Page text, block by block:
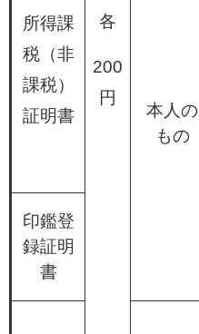
各
200
円
所得課
税（非
課税）
証明書
本人の
もの
印鑑登
録証明
書